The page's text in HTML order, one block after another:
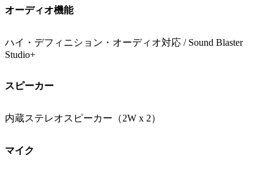
オーディオ機能
ハイ・デフィニション・オーディオ対応 / Sound Blaster
Studio+
スピーカー
内蔵ステレオスピーカー（2W x 2）
マイク